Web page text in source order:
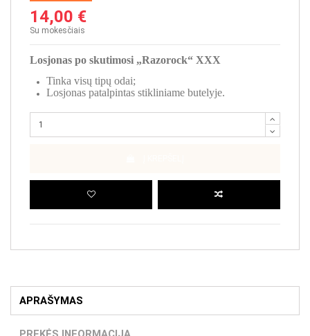
14,00 €
Su mokesčiais
Losjonas po skutimosi „Razorock“ XXX
Tinka visų tipų odai;
Losjonas patalpintas stikliniame butelyje.
APRAŠYMAS